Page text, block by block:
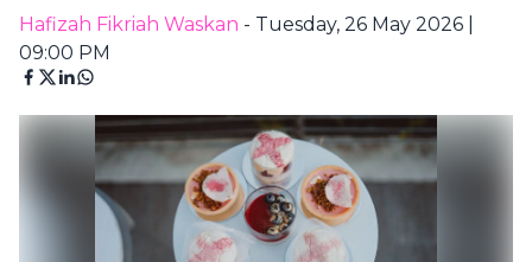
Hafizah Fikriah Waskan - Tuesday, 26 May 2026 |
09:00 PM